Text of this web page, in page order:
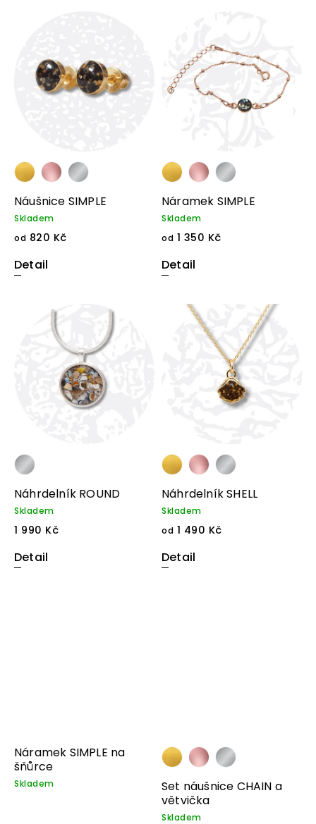
Abecedně
Náušnice SIMPLE
Skladem
od 820 Kč
Detail
Náramek SIMPLE
Skladem
od 1 350 Kč
Detail
Náhrdelník ROUND
Skladem
1 990 Kč
Detail
Náhrdelník SHELL
Skladem
od 1 490 Kč
Detail
Náramek SIMPLE na
šňůrce
Skladem
Set náušnice CHAIN a
větvička
Skladem